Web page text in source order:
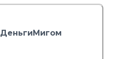
ДеньгиМигом